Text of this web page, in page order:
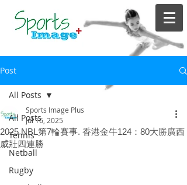
Post
All Posts
Tennis
Netball
Rugby
All Posts
2025 NBL第7輪賽事. 香港金牛124：80大勝廣西
威壯四連勝
Sports Image Plus
Jul 16, 2025